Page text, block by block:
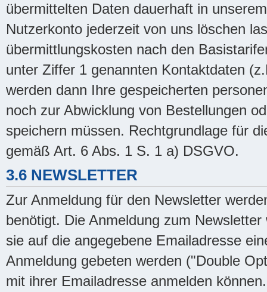
übermittelten Daten dauerhaft in
Nutzerkonto jederzeit von uns löschen
übermittlungskosten nach den
unter Ziffer 1 genannten Kontaktdaten
werden dann Ihre gespeicherten
noch zur Abwicklung von Bestellungen
speichern müssen. Rechtgrundlage für
gemäß Art. 6 Abs. 1 S. 1 a) DSGVO.
3.6 NEWSLETTER
Zur Anmeldung für den Newsletter
benötigt. Die Anmeldung zum
sie auf die angegebene Emailadresse
Anmeldung gebeten werden ("Double
mit ihrer Emailadresse anmelden